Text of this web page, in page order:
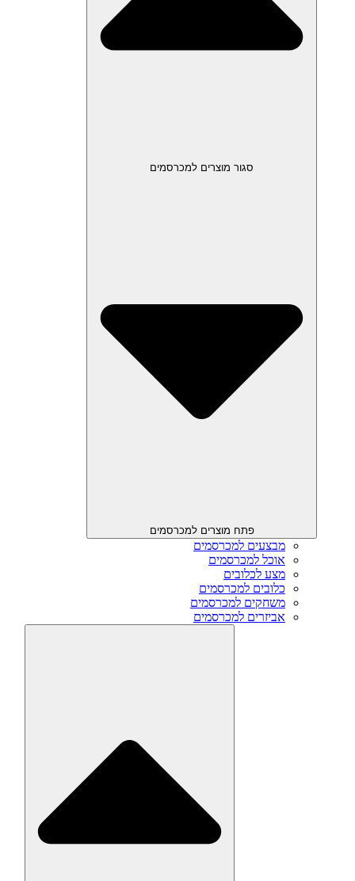
סגור מוצרים למכרסמים
פתח מוצרים למכרסמים
מבצעים למכרסמים
אוכל למכרסמים
מצע לכלובים
כלובים למכרסמים
משחקים למכרסמים
אביזרים למכרסמים